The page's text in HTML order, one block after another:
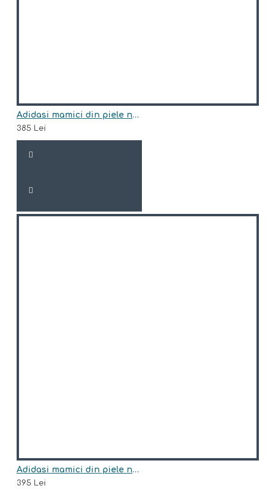
Adidasi mamici din piele naturala model LOVE
385 Lei
Adidasi mamici din piele naturala model PINK
395 Lei